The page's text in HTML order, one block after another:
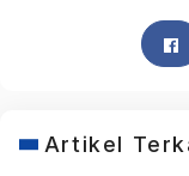
Artikel